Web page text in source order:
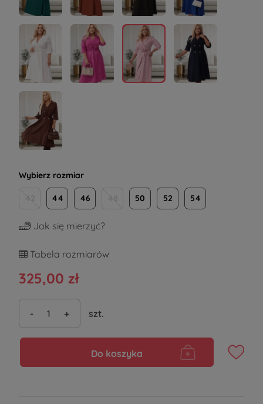
Wybierz rozmiar
44 46 50 52 54
Jak się mierzyć?
Tabela rozmiarów
325,00 zł
- + szt.
Do koszyka